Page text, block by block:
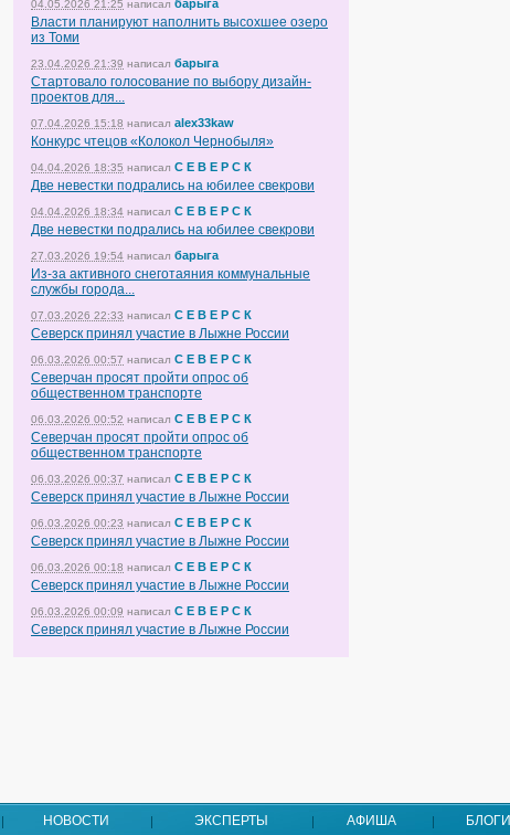
04.05.2026 21:25 написал барыга
Власти планируют наполнить высохшее озеро
из Томи
23.04.2026 21:39 написал барыга
Стартовало голосование по выбору дизайн-
проектов для...
07.04.2026 15:18 написал alex33kaw
Конкурс чтецов «Колокол Чернобыля»
04.04.2026 18:35 написал С Е В Е Р С К
Две невестки подрались на юбилее свекрови
04.04.2026 18:34 написал С Е В Е Р С К
Две невестки подрались на юбилее свекрови
27.03.2026 19:54 написал барыга
Из-за активного снеготаяния коммунальные
службы города...
07.03.2026 22:33 написал С Е В Е Р С К
Северск принял участие в Лыжне России
06.03.2026 00:57 написал С Е В Е Р С К
Северчан просят пройти опрос об
общественном транспорте
06.03.2026 00:52 написал С Е В Е Р С К
Северчан просят пройти опрос об
общественном транспорте
06.03.2026 00:37 написал С Е В Е Р С К
Северск принял участие в Лыжне России
06.03.2026 00:23 написал С Е В Е Р С К
Северск принял участие в Лыжне России
06.03.2026 00:18 написал С Е В Е Р С К
Северск принял участие в Лыжне России
06.03.2026 00:09 написал С Е В Е Р С К
Северск принял участие в Лыжне России
НОВОСТИ ЭКСПЕРТЫ АФИША БЛОГИ